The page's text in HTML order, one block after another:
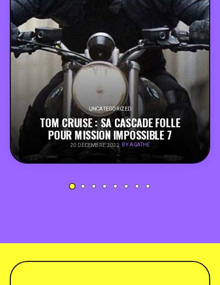
PEOPLE
FOOD
BONS PLANS
SOUTENEZ KULTT
UNCATEGORIZED
TOM CRUISE : SA CASCADE FOLLE
POUR MISSION IMPOSSIBLE 7
20 DÉCEMBRE 2022 BY AGATHE